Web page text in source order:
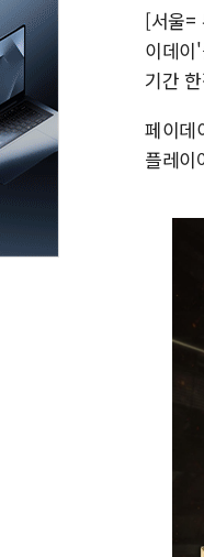
[서울=
이데이
기간
페이데
플레이